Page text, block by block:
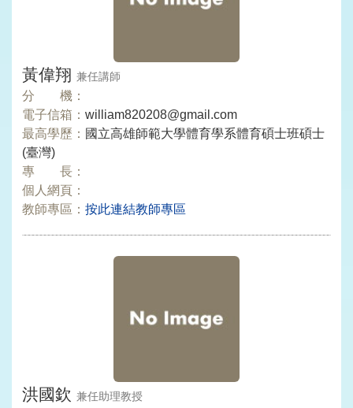
黃偉翔 兼任講師
分 機：
電子信箱： william820208@gmail.com
最高學歷： 國立高雄師範大學體育學系體育碩士班碩士
(臺灣)
專 長：
個人網頁：
教師專區： 按此連結教師專區
洪國欽 兼任助理教授